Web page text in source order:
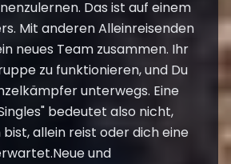
Das ist auf einem
Mit anderen Alleinreisenden
neues Team zusammen. Ihr
zu funktionieren, und Du
unterwegs. Eine
bedeutet also nicht,
bist, allein reist oder dich eine
und